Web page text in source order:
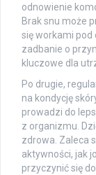
odnowienie
Brak snu może
się workami
zadbanie o
kluczowe dla
Po drugie,
na kondycję
prowadzi do
z organizmu.
zdrowa. Zaleca
aktywności, jak
przyczynić się